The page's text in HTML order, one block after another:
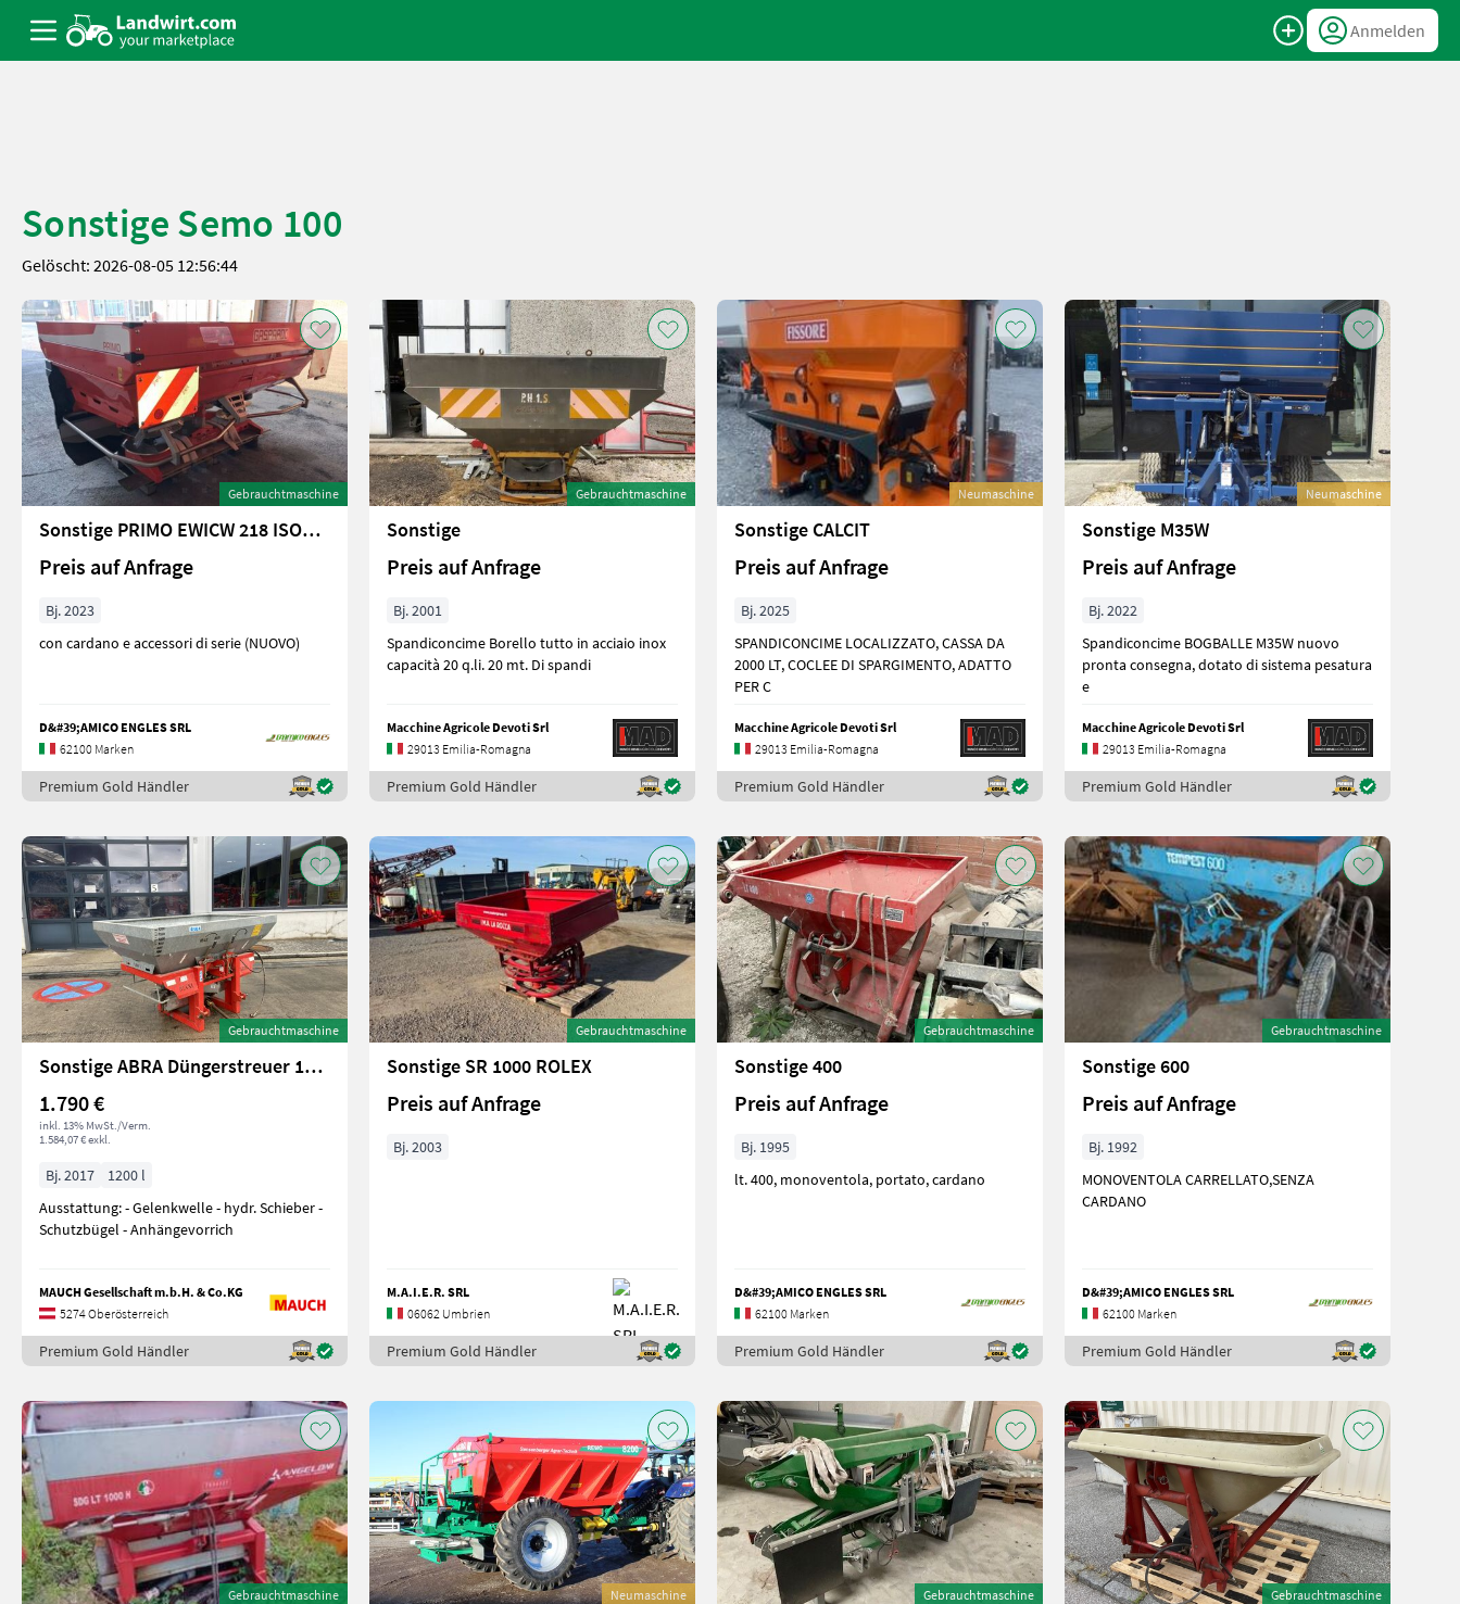
Anmelden
Sonstige Semo 100
Gelöscht: 2026-08-05 12:56:44
Gebrauchtmaschine
Sonstige PRIMO EWICW 218 ISOBUS
Preis auf Anfrage
Bj. 2023
con cardano e accessori di serie (NUOVO)
D&#39;AMICO ENGLES SRL
62100 Marken
Premium Gold Händler
Gebrauchtmaschine
Sonstige
Preis auf Anfrage
Bj. 2001
Spandiconcime Borello tutto in acciaio inox
capacità 20 q.li. 20 mt. Di spandi
Macchine Agricole Devoti Srl
29013 Emilia-Romagna
Premium Gold Händler
Neumaschine
Sonstige CALCIT
Preis auf Anfrage
Bj. 2025
SPANDICONCIME LOCALIZZATO, CASSA DA
2000 LT, COCLEE DI SPARGIMENTO, ADATTO
PER C
Macchine Agricole Devoti Srl
29013 Emilia-Romagna
Premium Gold Händler
Neumaschine
Sonstige M35W
Preis auf Anfrage
Bj. 2022
Spandiconcime BOGBALLE M35W nuovo
pronta consegna, dotato di sistema pesatura
e
Macchine Agricole Devoti Srl
29013 Emilia-Romagna
Premium Gold Händler
Gebrauchtmaschine
Sonstige ABRA Düngerstreuer 1200L
1.790 €
inkl. 13% MwSt./Verm.
1.584,07 € exkl.
Bj. 2017
1200 l
Ausstattung: - Gelenkwelle - hydr. Schieber -
Schutzbügel - Anhängevorrich
MAUCH Gesellschaft m.b.H. & Co.KG
5274 Oberösterreich
Premium Gold Händler
Gebrauchtmaschine
Sonstige SR 1000 ROLEX
Preis auf Anfrage
Bj. 2003
M.A.I.E.R. SRL
06062 Umbrien
Premium Gold Händler
Gebrauchtmaschine
Sonstige 400
Preis auf Anfrage
Bj. 1995
lt. 400, monoventola, portato, cardano
D&#39;AMICO ENGLES SRL
62100 Marken
Premium Gold Händler
Gebrauchtmaschine
Sonstige 600
Preis auf Anfrage
Bj. 1992
MONOVENTOLA CARRELLATO,SENZA
CARDANO
D&#39;AMICO ENGLES SRL
62100 Marken
Premium Gold Händler
Gebrauchtmaschine Neumaschine Gebrauchtmaschine Gebrauchtmaschine